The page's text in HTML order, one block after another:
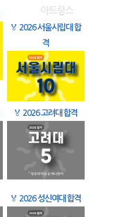
🏅 2026 서울시립대 합
격
🏅 2026 고려대 합격
🏅 2026 성신여대 합격